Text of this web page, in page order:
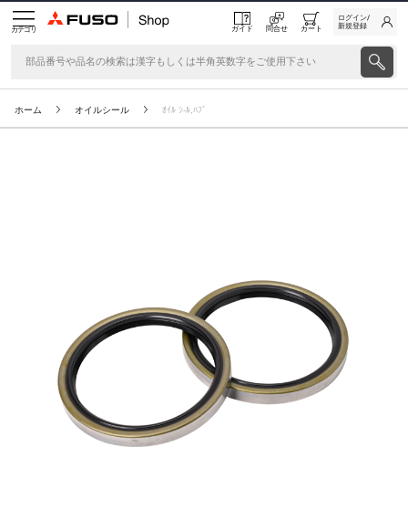
カテゴリ ガイド 問合せ カート
ログイン/
新規登録
ホーム オイルシール ｵｲﾙ ｼ-ﾙ,ﾊﾌﾞ